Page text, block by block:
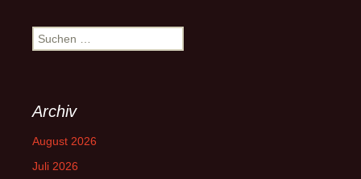
Suchen
nach:
Archiv
August 2026
Juli 2026